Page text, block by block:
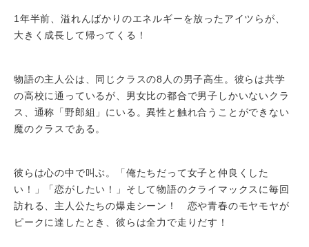
1年半前、溢れんばかりのエネルギーを放ったアイツらが、
大きく成長して帰ってくる！
物語の主人公は、同じクラスの8人の男子高生。彼らは共学
の高校に通っているが、男女比の都合で男子しかいないクラ
ス、通称「野郎組」にいる。異性と触れ合うことができない
魔のクラスである。
彼らは心の中で叫ぶ。「俺たちだって女子と仲良くした
い！」「恋がしたい！」そして物語のクライマックスに毎回
訪れる、主人公たちの爆走シーン！ 恋や青春のモヤモヤが
ピークに達したとき、彼らは全力で走りだす！